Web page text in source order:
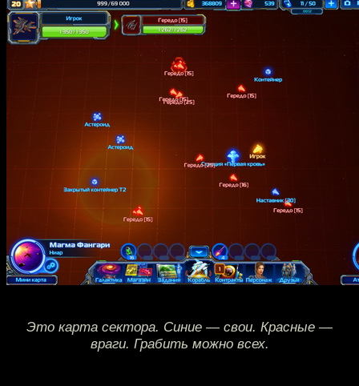
Это карта сектора. Синие — свои. Красные —
враги. Грабить можно всех.